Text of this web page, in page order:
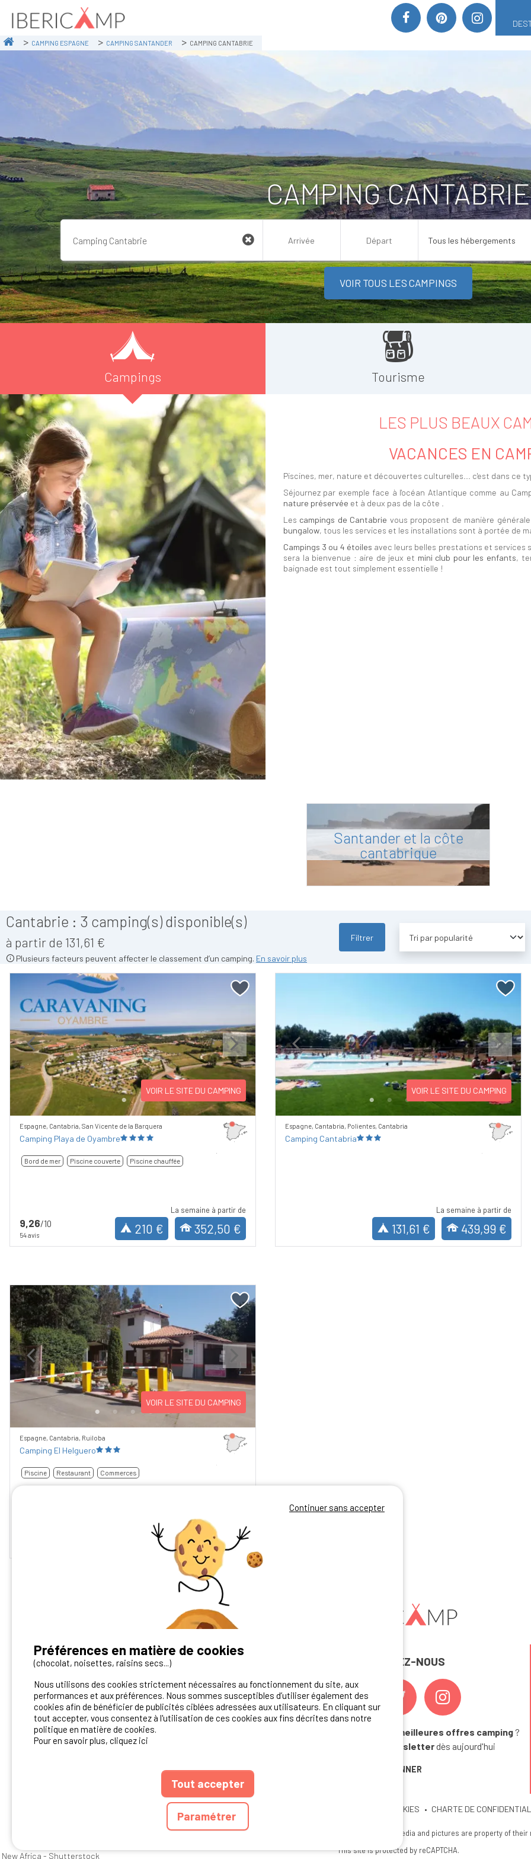
CAMPING ESPAGNE CAMPING SANTANDER CAMPING CANTABRIE
CAMPING CANTABRIE
VOIR TOUS LES CAMPINGS
Campings Tourisme
New Africa - Shutterstock
LES PLUS BEAUX
VACANCES EN
Piscines, mer, nature et découvertes culturelles... c'est dans ce
Séjournez par exemple face à l'océan Atlantique comme au
nature préservée et à deux pas de la côte .
Les campings de Cantabrie vous proposent de manière
bungalow, tous les services et les installations sont à portée de
Campings 3 ou 4 étoiles avec leurs belles prestations et services
sera la bienvenue : aire de jeux et mini club pour les enfants,
baignade est tout simplement essentielle !
Santander et la côte
cantabrique
Cantabrie : 3 camping(s) disponible(s)
à partir de 131,61 €
Plusieurs facteurs peuvent affecter le classement d’un camping. En savoir plus
Filtrer
Previous Next
VOIR LE SITE DU CAMPING
Espagne, Cantabria, San Vicente de la Barquera
Camping Playa de Oyambre
Bord de mer Piscine couverte Piscine chauffée
9,26/10
54 avis
La semaine à partir de
210 € 352,50 €
Previous Next
VOIR LE SITE DU CAMPING
Espagne, Cantabria, Polientes, Cantabria
Camping Cantabria
La semaine à partir de
131,61 € 439,99 €
Previous Next
VOIR LE SITE DU CAMPING
Espagne, Cantabria, Ruiloba
Camping El Helguero
Piscine Restaurant Commerces
La semaine à partir de
151,20 € 340 €
Vous avez un camping ?
Contactez-nous!
Contact Ibericamp
REJOIGNEZ-NOUS
meilleures offres camping ?
Abonnez-vous à la newsletterdès aujourd'hui
S'ABONNER
CGU DU SITE COOKIES CHARTE DE
Ibericamp.com © 2026 Ibericamp; all rights reserved. All media and pictures are property of their
This site is protected by reCAPTCHA.
Continuer sans accepter
Préférences en matière de cookies
(chocolat, noisettes, raisins secs...)
Nous utilisons des cookies strictement nécessaires au fonctionnement du site, aux
performances et aux préférences. Nous sommes susceptibles d’utiliser également des
cookies afin de bénéficier de publicités ciblées adressées aux utilisateurs. En cliquant sur
tout accepter, vous consentez à l'utilisation de ces cookies aux fins décrites dans notre
politique en matière de cookies.
Pour en savoir plus, cliquez ici
Tout accepter
Paramétrer